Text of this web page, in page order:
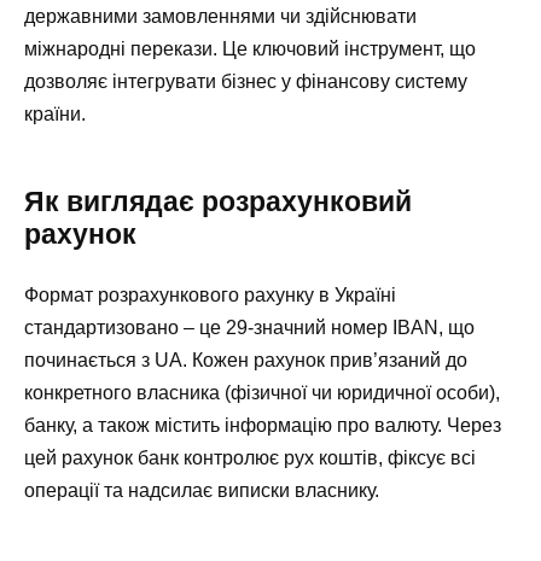
державними замовленнями чи здійснювати
міжнародні перекази. Це ключовий інструмент, що
дозволяє інтегрувати бізнес у фінансову систему
країни.
Як виглядає розрахунковий
рахунок
Формат розрахункового рахунку в Україні
стандартизовано – це 29-значний номер IBAN, що
починається з UA. Кожен рахунок прив’язаний до
конкретного власника (фізичної чи юридичної особи),
банку, а також містить інформацію про валюту. Через
цей рахунок банк контролює рух коштів, фіксує всі
операції та надсилає виписки власнику.